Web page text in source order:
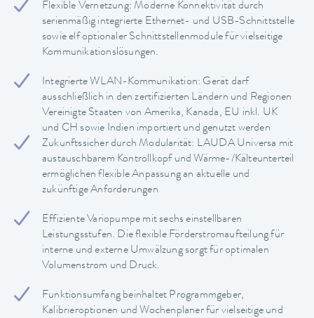
Flexible Vernetzung: Moderne Konnektivität durch
serienmäßig integrierte Ethernet- und USB-Schnittstelle
sowie elf optionaler Schnittstellenmodule für vielseitige
Kommunikationslösungen.
Integrierte WLAN-Kommunikation: Gerät darf
ausschließlich in den zertifizierten Ländern und Regionen
Vereinigte Staaten von Amerika, Kanada, EU inkl. UK
und CH sowie Indien importiert und genutzt werden
Zukunftssicher durch Modularität: LAUDA Universa mit
austauschbarem Kontrollkopf und Wärme-/Kälteunterteil
ermöglichen flexible Anpassung an aktuelle und
zukünftige Anforderungen
Effiziente Variopumpe mit sechs einstellbaren
Leistungsstufen. Die flexible Förderstromaufteilung für
interne und externe Umwälzung sorgt für optimalen
Volumenstrom und Druck.
Funktionsumfang beinhaltet Programmgeber,
Kalibrieroptionen und Wochenplaner für vielseitige und